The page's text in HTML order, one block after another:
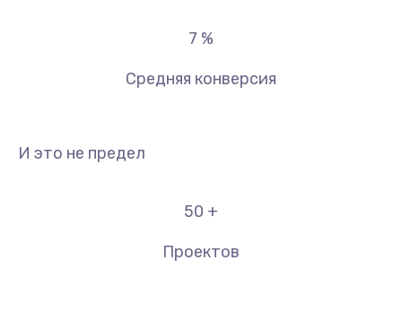
7 %
Средняя конверсия
И это не предел
50 +
Проектов